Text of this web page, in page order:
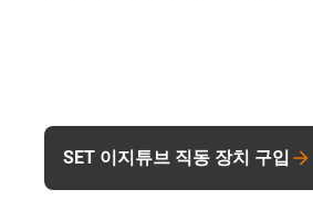
SET 이지튜브 직동 장치 구입